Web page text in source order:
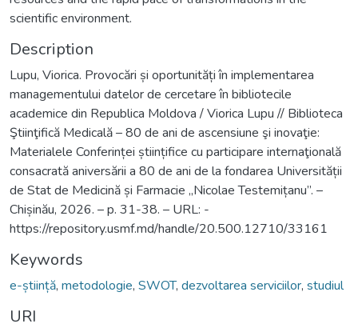
scientific environment.
Description
Lupu, Viorica. Provocări și oportunități în implementarea
managementului datelor de cercetare în bibliotecile
academice din Republica Moldova / Viorica Lupu // Biblioteca
Ştiinţifică Medicală – 80 de ani de ascensiune şi inovaţie:
Materialele Conferinței științifice cu participare internaţională
consacrată aniversării a 80 de ani de la fondarea Universității
de Stat de Medicină și Farmacie „Nicolae Testemițanu”. –
Chișinău, 2026. – p. 31-38. – URL: -
https://repository.usmf.md/handle/20.500.12710/33161
Keywords
e-știință, metodologie, SWOT, dezvoltarea serviciilor, studiul
URI